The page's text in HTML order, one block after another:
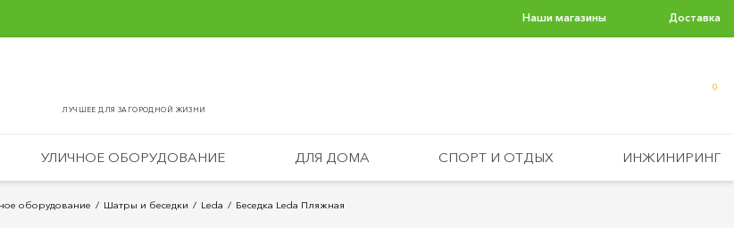
Наши магазины Доставка
ЛУЧШЕЕ ДЛЯ ЗАГОРОДНОЙ ЖИЗНИ
0
УЛИЧНОЕ ОБОРУДОВАНИЕ ДЛЯ ДОМА СПОРТ И ОТДЫХ ИНЖИНИРИНГ
оборудование Шатры и беcедки Leda Беседка Leda Пляжная